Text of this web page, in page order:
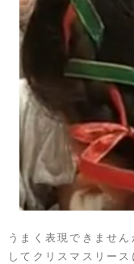
うまく表現できませ
してクリスマスリース